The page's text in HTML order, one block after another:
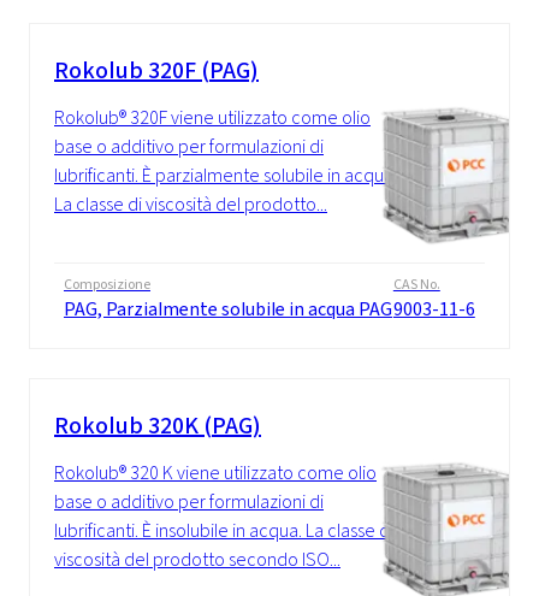
Rokolub 320F (PAG)
Rokolub® 320F viene utilizzato come olio
base o additivo per formulazioni di
lubrificanti. È parzialmente solubile in acqua.
La classe di viscosità del prodotto...
Composizione
PAG, Parzialmente solubile in acqua PAG
CAS No.
9003-11-6
Rokolub 320K (PAG)
Rokolub® 320 K viene utilizzato come olio
base o additivo per formulazioni di
lubrificanti. È insolubile in acqua. La classe di
viscosità del prodotto secondo ISO...